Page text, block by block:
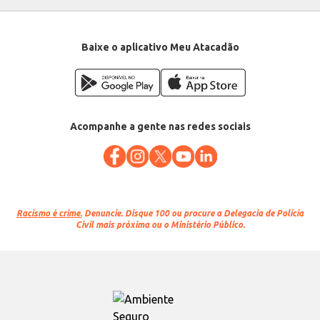
Baixe o aplicativo Meu Atacadão
Acompanhe a gente nas redes sociais
Racismo é crime. Denuncie. Disque 100 ou procure a Delegacia de Polícia
Civil mais próxima ou o Ministério Público.